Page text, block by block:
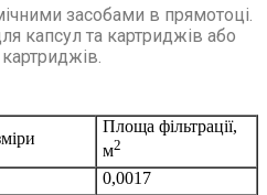
засобами в прямотоці.
капсул та картриджів або
Площа фільтрації,
м2
0,0017